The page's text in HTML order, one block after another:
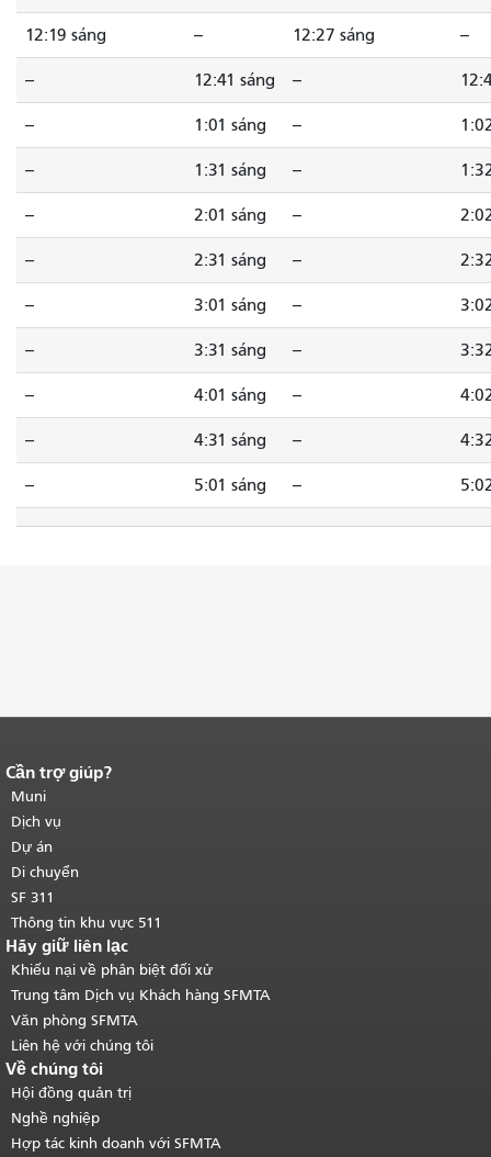
12:19 sáng -- 12:27 sáng --
-- 12:41 sáng --
-- 1:01 sáng --
-- 1:31 sáng --
-- 2:01 sáng --
-- 2:31 sáng --
-- 3:01 sáng --
-- 3:31 sáng --
-- 4:01 sáng --
-- 4:31 sáng --
-- 5:01 sáng --
Kết thúc nội dung trang.
của trang này được lặp lại trên mọi
trang.Quay lại đầu trang nội dung
chính.
Cần trợ giúp?
Muni
Dịch vụ
Dự án
Di chuyển
SF 311
Thông tin khu vực 511
Hãy giữ liên lạc
Khiếu nại về phân biệt đối xử
Trung tâm Dịch vụ Khách hàng SFMTA
Văn phòng SFMTA
Liên hệ với chúng tôi
Về chúng tôi
Hội đồng quản trị
Nghề nghiệp
Hợp tác kinh doanh với SFMTA